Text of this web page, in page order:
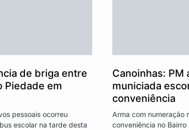
de briga entre
Piedade em
pessoais ocorreu
escolar na tarde desta
Canoinhas: PM
municiada
conveniência
Arma com numeração
conveniência no